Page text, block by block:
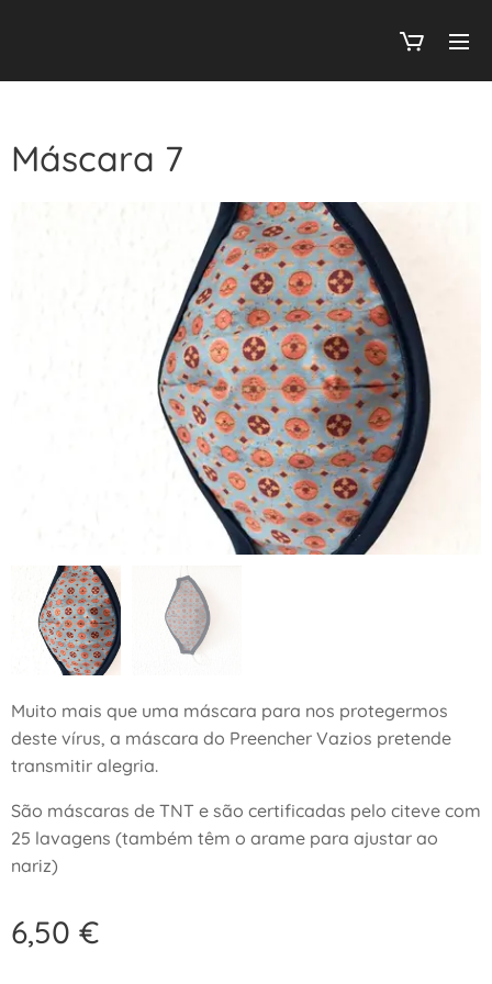
Máscara 7
Muito mais que uma máscara para nos protegermos
deste vírus, a máscara do Preencher Vazios pretende
transmitir alegria.
São máscaras de TNT e são certificadas pelo citeve com
25 lavagens (também têm o arame para ajustar ao
nariz)
6,50 €